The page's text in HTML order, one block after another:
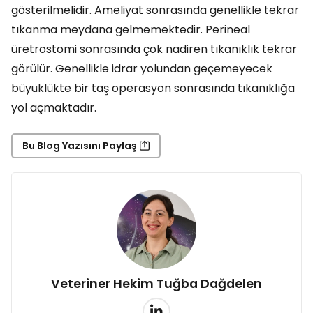
gösterilmelidir. Ameliyat sonrasında genellikle tekrar
tıkanma meydana gelmemektedir. Perineal
üretrostomi sonrasında çok nadiren tıkanıklık tekrar
görülür. Genellikle idrar yolundan geçemeyecek
büyüklükte bir taş operasyon sonrasında tıkanıklığa
yol açmaktadır.
Bu Blog Yazısını Paylaş
Veteriner Hekim Tuğba Dağdelen